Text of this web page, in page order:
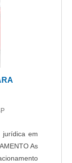
jurídica em
As